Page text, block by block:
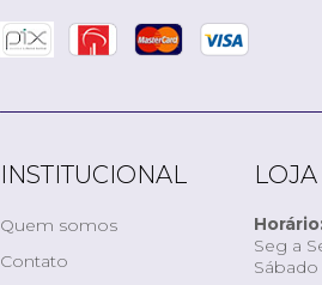
INSTITUCIONAL
Quem somos
Contato
Seg a
Sábado